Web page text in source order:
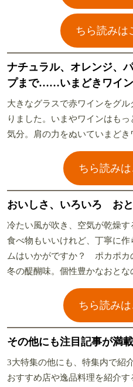
ちら読みは
ナチュラル、オレンジ、
プまで……いまどきワイ
大きなグラスで赤ワインをグ
りました。いまやワインはも
気分。肩の力をぬいていまどき
ちら読み
おいしさ、いろいろ お
冷たい風が吹き、空気が乾燥
食べ物もいいけれど、丁寧に
ムはいかがですか？ ポカポカ
冬の醍醐味。個性豊かなおとな
ちら読み
その他にも注目記事が満載
3大特集の他にも、特集内で紹
おすすめ店や逸品料理を紹介